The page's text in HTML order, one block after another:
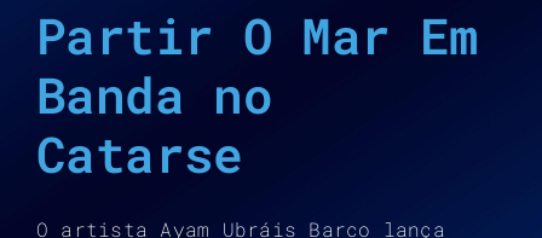
Partir O Mar Em
Banda no
Catarse
O artista Ayam Ubráis Barco lança